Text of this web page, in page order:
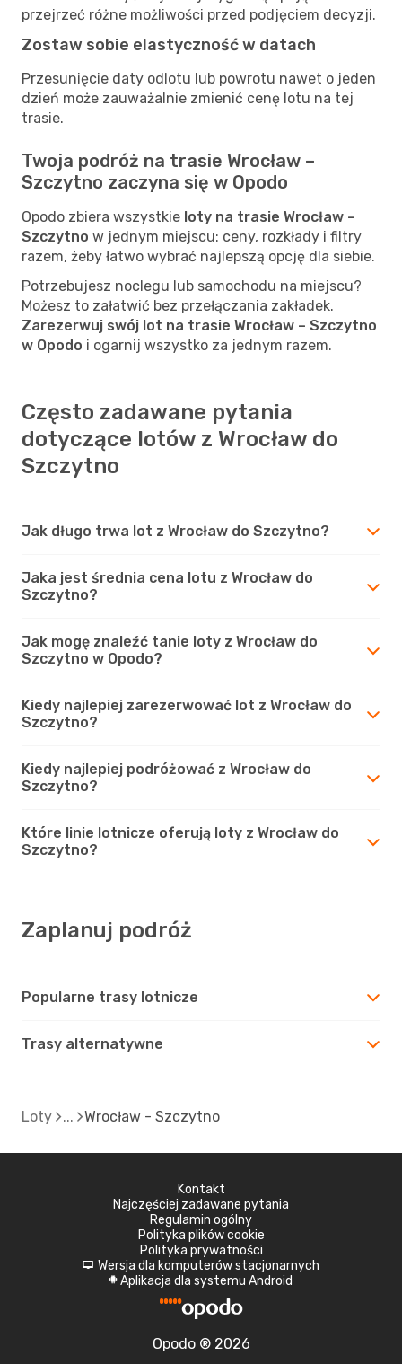
przejrzeć różne możliwości przed podjęciem decyzji.
Zostaw sobie elastyczność w datach
Przesunięcie daty odlotu lub powrotu nawet o jeden
dzień może zauważalnie zmienić cenę lotu na tej
trasie.
Twoja podróż na trasie Wrocław –
Szczytno zaczyna się w Opodo
Opodo zbiera wszystkie loty na trasie Wrocław –
Szczytno w jednym miejscu: ceny, rozkłady i filtry
razem, żeby łatwo wybrać najlepszą opcję dla siebie.
Potrzebujesz noclegu lub samochodu na miejscu?
Możesz to załatwić bez przełączania zakładek.
Zarezerwuj swój lot na trasie Wrocław – Szczytno
w Opodo i ogarnij wszystko za jednym razem.
Często zadawane pytania
dotyczące lotów z Wrocław do
Szczytno
Jak długo trwa lot z Wrocław do Szczytno?
Jaka jest średnia cena lotu z Wrocław do
Szczytno?
Jak mogę znaleźć tanie loty z Wrocław do
Szczytno w Opodo?
Kiedy najlepiej zarezerwować lot z Wrocław do
Szczytno?
Kiedy najlepiej podróżować z Wrocław do
Szczytno?
Które linie lotnicze oferują loty z Wrocław do
Szczytno?
Zaplanuj podróż
Popularne trasy lotnicze
Trasy alternatywne
Loty Wrocław - Szczytno
Kontakt
Najczęściej zadawane pytania
Regulamin ogólny
Polityka plików cookie
Polityka prywatności
d Wersja dla komputerów stacjonarnych
A Aplikacja dla systemu Android
Opodo ® 2026